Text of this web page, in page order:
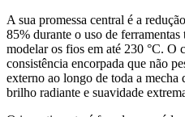
A sua promessa central é a
85% durante o uso de
modelar os fios em até 230 °C. O
consistência encorpada que não
externo ao longo de toda a mecha
brilho radiante e suavidade